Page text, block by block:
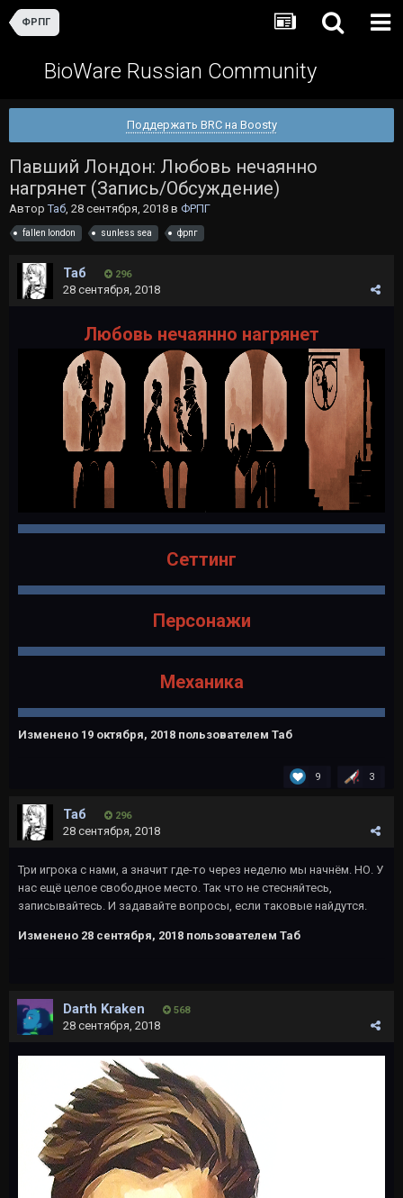
ФРПГ
BioWare Russian Community
Поддержать BRC на Boosty
Павший Лондон: Любовь нечаянно
нагрянет (Запись/Обсуждение)
АвторТаб, 28 сентября, 2018 в ФРПГ
fallen london sunless sea фрпг
Таб 296
28 сентября, 2018
Любовь нечаянно нагрянет
Сеттинг
Персонажи
Механика
Изменено 19 октября, 2018 пользователем Таб
9 3
Таб 296
28 сентября, 2018
Три игрока с нами, а значит где-то через неделю мы начнём. НО. У
нас ещё целое свободное место. Так что не стесняйтесь,
записывайтесь. И задавайте вопросы, если таковые найдутся.
Изменено 28 сентября, 2018 пользователем Таб
Darth Kraken 568
28 сентября, 2018